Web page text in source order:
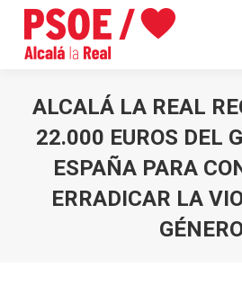
ALCALÁ LA REAL
22.000 EUROS DEL
ESPAÑA PARA
ERRADICAR LA